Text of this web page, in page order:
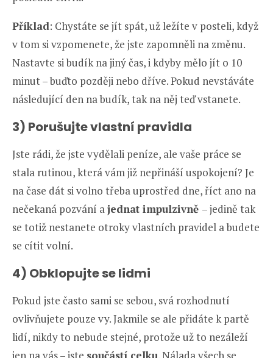
Příklad: Chystáte se jít spát, už ležíte v posteli, když
v tom si vzpomenete, že jste zapomněli na změnu.
Nastavte si budík na jiný čas, i kdyby mělo jít o 10
minut – buďto později nebo dříve. Pokud nevstáváte
následující den na budík, tak na něj teď vstanete.
3) Porušujte vlastní pravidla
Jste rádi, že jste vydělali peníze, ale vaše práce se
stala rutinou, která vám již nepřináší uspokojení? Je
na čase dát si volno třeba uprostřed dne, říct ano na
nečekaná pozvání ajednat impulzivně – jedině tak
se totiž nestanete otroky vlastních pravidel a budete
se cítit volní.
4) Obklopujte se lidmi
Pokud jste často sami se sebou, svá rozhodnutí
ovlivňujete pouze vy. Jakmile se ale přidáte k partě
lidí, nikdy to nebude stejné, protože už to nezáleží